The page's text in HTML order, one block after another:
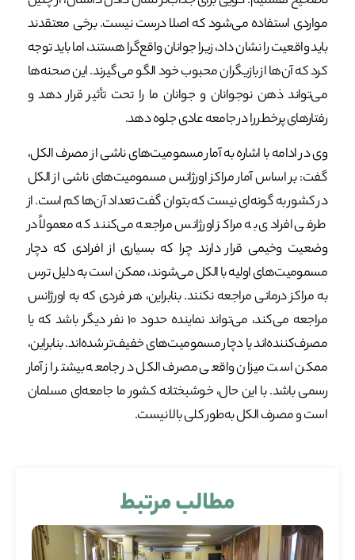
مواردی استفاده می‌شود که اصلا درست نیست. برخی معتقدند
باید واقعیت را نشان داد، زیرا جوانان واقع‌گرا هستند، اما باید توجه
کرد که آن‌ها از بازیگران محبوب خود الگو می‌گیرند. این صحنه‌ها
می‌تواند ذهن نوجوانان و جوانان ما را تحت تأثیر قرار دهد و
رفتارهای پرخطر را در جامعه عادی جلوه دهد.
وی در ادامه با اشاره به آمار مسمومیت‌های ناشی از مصرف الکل،
گفت: بر اساس آمار مراکز اورژانس مسمومیت‌های ناشی از الکل
در کشور به گونه‌ای نیست که بتوان گفت تعداد آن‌ها کم است. از
طرفی افرادی به مراکز اورژانس مراجعه می‌کنند که معمولاً در
وضعیت وخیمی قرار دارند چرا که بسیاری از افرادی که دچار
مسمومیت‌های اولیه با الکل می‌شوند، ممکن است به دلیل ترس
به مراکز درمانی مراجعه نکنند. بنابراین، هر فردی که به اورژانس
مراجعه می‌کند، می‌تواند نماینده حدود ۱۰ نفر دیگر باشد که یا
مصرف‌کننده‌اند یا دچار مسمومیت‌های خفیف‌تر شده‌اند. بنابراین،
ممکن است میزان واقعی مصرف الکل در جامعه بیشتر از آمار
رسمی باشد. با این حال، خوشبختانه کشور ما جامعه‌ای مسلمان
است و مصرف الکل به‌طور کلی بالا نیست.
مطالب مرتبط